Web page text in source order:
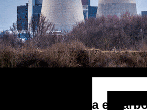
límite para el